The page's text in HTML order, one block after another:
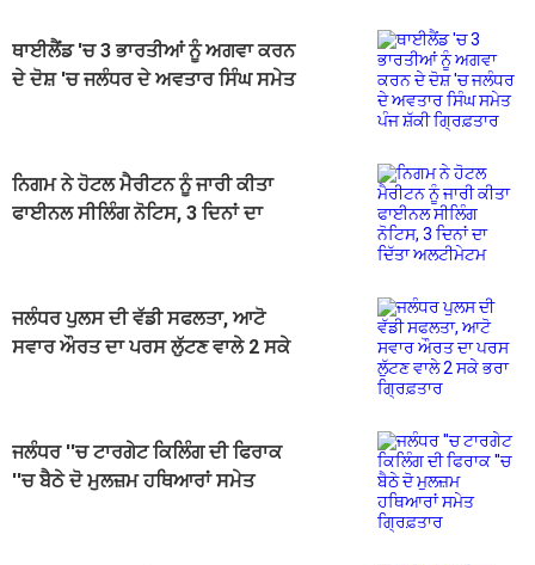
ਥਾਈਲੈਂਡ 'ਚ 3 ਭਾਰਤੀਆਂ ਨੂੰ ਅਗਵਾ ਕਰਨ
ਦੇ ਦੋਸ਼ 'ਚ ਜਲੰਧਰ ਦੇ ਅਵਤਾਰ ਸਿੰਘ ਸਮੇਤ
ਨਿਗਮ ਨੇ ਹੋਟਲ ਮੈਰੀਟਨ ਨੂੰ ਜਾਰੀ ਕੀਤਾ
ਫਾਈਨਲ ਸੀਲਿੰਗ ਨੋਟਿਸ, 3 ਦਿਨਾਂ ਦਾ
ਜਲੰਧਰ ਪੁਲਸ ਦੀ ਵੱਡੀ ਸਫਲਤਾ, ਆਟੋ
ਸਵਾਰ ਔਰਤ ਦਾ ਪਰਸ ਲੁੱਟਣ ਵਾਲੇ 2 ਸਕੇ
ਜਲੰਧਰ ''ਚ ਟਾਰਗੇਟ ਕਿਲਿੰਗ ਦੀ ਫਿਰਾਕ
''ਚ ਬੈਠੇ ਦੋ ਮੁਲਜ਼ਮ ਹਥਿਆਰਾਂ ਸਮੇਤ